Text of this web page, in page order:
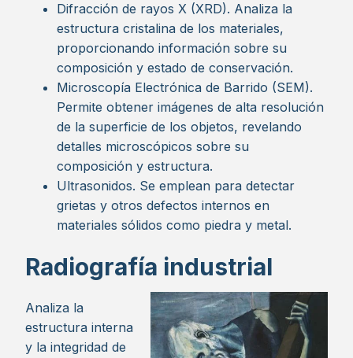
Difracción de rayos X (XRD). Analiza la
estructura cristalina de los materiales,
proporcionando información sobre su
composición y estado de conservación.
Microscopía Electrónica de Barrido (SEM).
Permite obtener imágenes de alta resolución
de la superficie de los objetos, revelando
detalles microscópicos sobre su
composición y estructura.
Ultrasonidos. Se emplean para detectar
grietas y otros defectos internos en
materiales sólidos como piedra y metal.
Radiografía industrial
Analiza la
estructura interna
y la integridad de